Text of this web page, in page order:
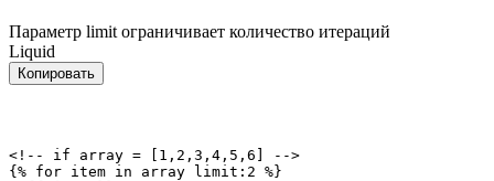
Параметр limit ограничивает количество итераций
Liquid
Копировать
<!-- if array = [1,2,3,4,5,6] -->
{% for item in array limit:2 %}